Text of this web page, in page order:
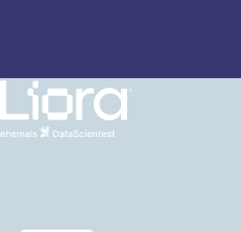
springen